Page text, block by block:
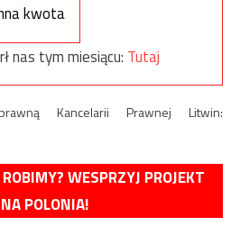
kwota
nas tym miesiącu: Tutaj
Kancelarii Prawnej Litwin:
WESPRZYJ PROJEKT
POLONIA!